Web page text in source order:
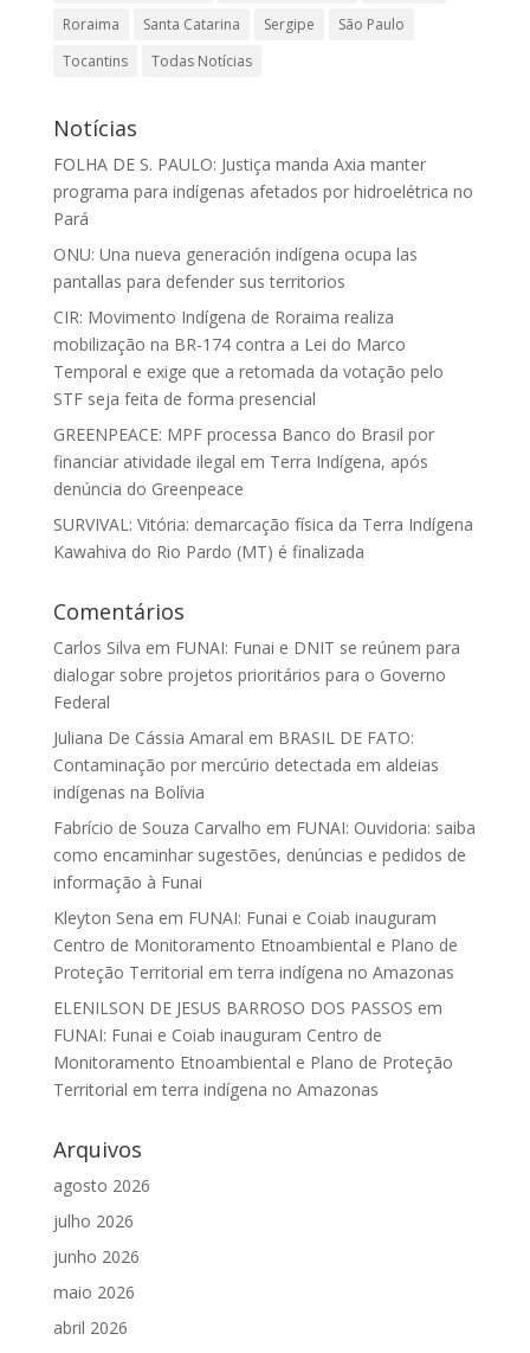
Roraima
Santa Catarina Sergipe
São Paulo
Tocantins
Todas Notícias
Notícias
FOLHA DE S. PAULO: Justiça manda Axia manter
programa para indígenas afetados por hidroelétrica no
Pará
ONU: Una nueva generación indígena ocupa las
pantallas para defender sus territorios
CIR: Movimento Indígena de Roraima realiza
mobilização na BR-174 contra a Lei do Marco
Temporal e exige que a retomada da votação pelo
STF seja feita de forma presencial
GREENPEACE: MPF processa Banco do Brasil por
financiar atividade ilegal em Terra Indígena, após
denúncia do Greenpeace
SURVIVAL: Vitória: demarcação física da Terra Indígena
Kawahiva do Rio Pardo (MT) é finalizada
Comentários
Carlos Silva em FUNAI: Funai e DNIT se reúnem para
dialogar sobre projetos prioritários para o Governo
Federal
Juliana De Cássia Amaral em BRASIL DE FATO:
Contaminação por mercúrio detectada em aldeias
indígenas na Bolívia
Fabrício de Souza Carvalho em FUNAI: Ouvidoria: saiba
como encaminhar sugestões, denúncias e pedidos de
informação à Funai
Kleyton Sena em FUNAI: Funai e Coiab inauguram
Centro de Monitoramento Etnoambiental e Plano de
Proteção Territorial em terra indígena no Amazonas
ELENILSON DE JESUS BARROSO DOS PASSOS em
FUNAI: Funai e Coiab inauguram Centro de
Monitoramento Etnoambiental e Plano de Proteção
Territorial em terra indígena no Amazonas
Arquivos
agosto 2026
julho 2026
junho 2026
maio 2026
abril 2026